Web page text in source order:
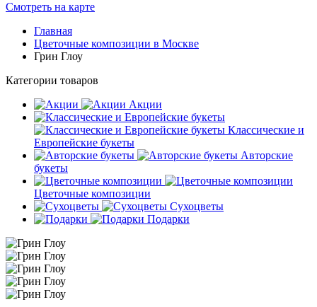
Смотреть на карте
Главная
Цветочные композиции в Москве
Грин Глоу
Категории товаров
Акции
Классические и
Европейские букеты
Авторские
букеты
Цветочные композиции
Сухоцветы
Подарки